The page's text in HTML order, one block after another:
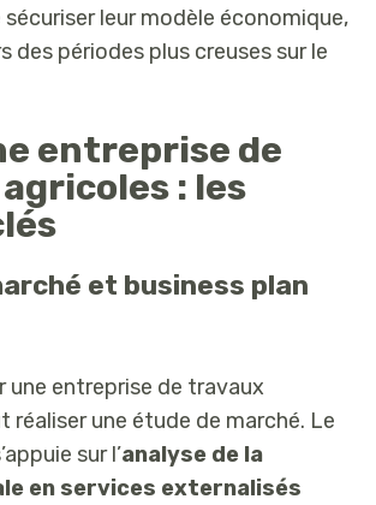
leur modèle économique,
des périodes plus creuses sur le
entreprise de
: les
et business plan
une entreprise de travaux
réaliser une étude de marché. Le
sur l’analyse de la
en services externalisés